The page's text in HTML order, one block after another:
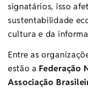
signatários, isso
sustentabilidade
cultura e da
Entre as
estão a Federação
Associação